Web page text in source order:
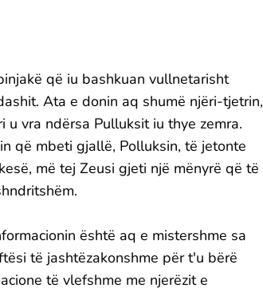
që iu bashkuan vullnetarisht
Ata e donin aq shumë njëri-tjetrin,
vra ndërsa Pulluksit iu thye zemra.
që mbeti gjallë, Polluksin, të jetonte
më tej Zeusi gjeti një mënyrë që të
është aq e mistershme sa
të jashtëzakonshme për t'u bërë
të vlefshme me njerëzit e